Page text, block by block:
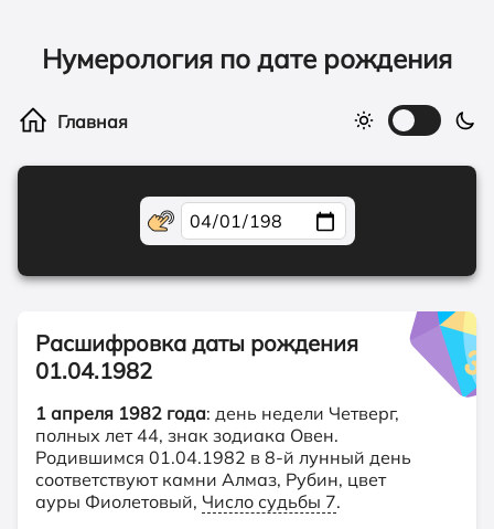
Нумерология по дате рождения
Расшифровка даты рождения
01.04.1982
1 апреля 1982 года: день недели Четверг,
полных лет 44, знак зодиака Овен.
Родившимся 01.04.1982 в 8-й лунный день
соответствуют камни Алмаз, Рубин, цвет
ауры Фиолетовый, Число судьбы 7.